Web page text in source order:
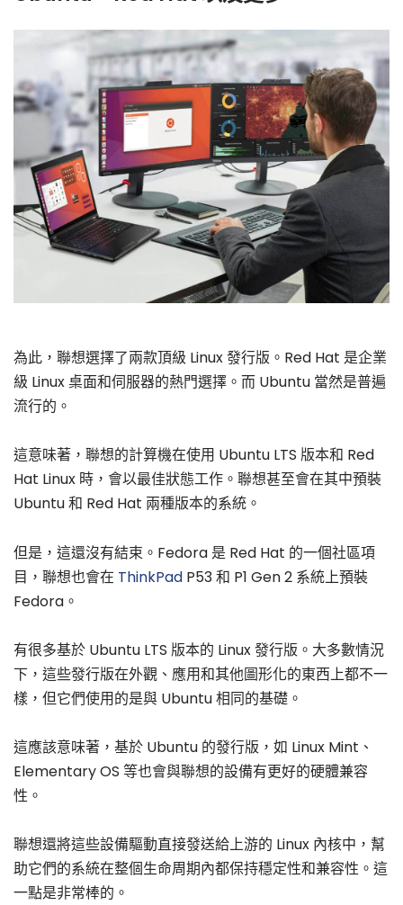
為此，聯想選擇了兩款頂級 Linux 發行版。Red Hat 是企業
級 Linux 桌面和伺服器的熱門選擇。而 Ubuntu 當然是普遍
流行的。
這意味著，聯想的計算機在使用 Ubuntu LTS 版本和 Red
Hat Linux 時，會以最佳狀態工作。聯想甚至會在其中預裝
Ubuntu 和 Red Hat 兩種版本的系統。
但是，這還沒有結束。Fedora 是 Red Hat 的一個社區項
目，聯想也會在 ThinkPad P53 和 P1 Gen 2 系統上預裝
Fedora。
有很多基於 Ubuntu LTS 版本的 Linux 發行版。大多數情況
下，這些發行版在外觀、應用和其他圖形化的東西上都不一
樣，但它們使用的是與 Ubuntu 相同的基礎。
這應該意味著，基於 Ubuntu 的發行版，如 Linux Mint、
Elementary OS 等也會與聯想的設備有更好的硬體兼容
性。
聯想還將這些設備驅動直接發送給上游的 Linux 內核中，幫
助它們的系統在整個生命周期內都保持穩定性和兼容性。這
一點是非常棒的。